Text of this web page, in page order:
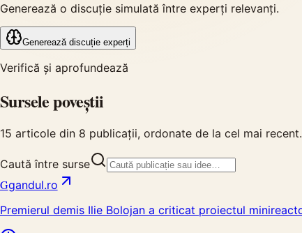
Generează o discuție simulată între experți relevanți.
Generează discuție experți
Verifică și aprofundează
Sursele poveștii
15 articole din 8 publicații, ordonate de la cel mai recent.
Caută între surse
Ggandul.ro
Premierul demis Ilie Bolojan a criticat proiectul